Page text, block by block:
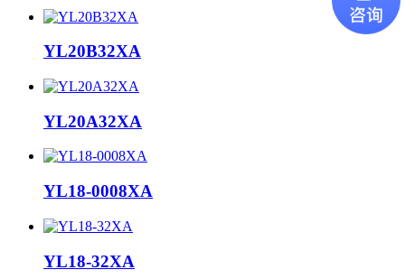
YL20B32XA
YL20A32XA
YL18-0008XA
YL18-32XA